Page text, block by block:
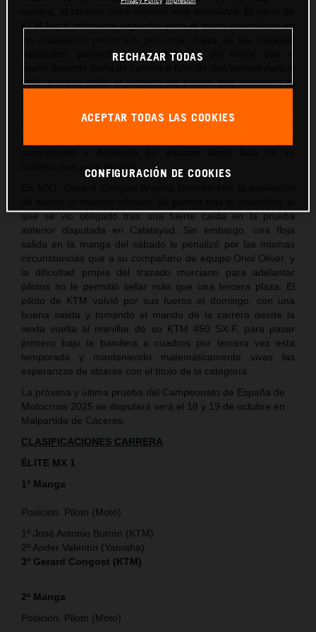
KTM logró colocarse segundo, pero el barro acumulado en
habituales, provocó un sobreesfuerzo del motor que le
final, aunque dado el número de pilotos que acabaron la
son insuficientes para no depender de él mismo para alzarse
que se vio obligado tras una fuerte caída en la prueba
anterior disputada en Calatayud. Sin embargo, una floja
salida en la manga del sábado le penalizó por las mismas
circunstancias que a su compañero de equipo Oriol Oliver, y
la dificultad propia del trazado murciano para adelantar
pilotos no le permitió sellar más que una tercera plaza. El
piloto de KTM volvió por sus fueros el domingo, con una
buena salida y tomando el mando de la carrera desde la
sexta vuelta al manillar de su KTM 450 SX-F, para pasar
primero bajo la bandera a cuadros por tercera vez esta
temporada y manteniendo matemáticamente vivas las
esperanzas de alzarse con el título de la categoría.
La próxima y última prueba del Campeonato de España de
Motocross 2025 se disputará será el 18 y 19 de octubre en
Malpartida de Cáceres.
CLASIFICACIONES CARRERA
ÉLITE MX 1
1ª Manga
Posición. Piloto (Moto)
1º José Antonio Butrón (KTM)
2º Ander Valentín (Yamaha)
3º Gerard Congost (KTM)
2ª Manga
Posición. Piloto (Moto)
RECHAZAR TODAS
ACEPTAR TODAS LAS COOKIES
CONFIGURACIÓN DE COOKIES